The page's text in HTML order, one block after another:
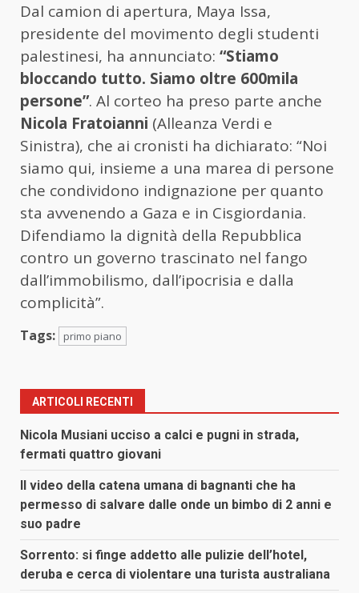
Dal camion di apertura, Maya Issa,
presidente del movimento degli studenti
palestinesi, ha annunciato: “Stiamo
bloccando tutto. Siamo oltre 600mila
persone”. Al corteo ha preso parte anche
Nicola Fratoianni (Alleanza Verdi e
Sinistra), che ai cronisti ha dichiarato: “Noi
siamo qui, insieme a una marea di persone
che condividono indignazione per quanto
sta avvenendo a Gaza e in Cisgiordania.
Difendiamo la dignità della Repubblica
contro un governo trascinato nel fango
dall’immobilismo, dall’ipocrisia e dalla
complicità”.
Tags: primo piano
ARTICOLI RECENTI
Nicola Musiani ucciso a calci e pugni in strada,
fermati quattro giovani
Il video della catena umana di bagnanti che ha
permesso di salvare dalle onde un bimbo di 2 anni e
suo padre
Sorrento: si finge addetto alle pulizie dell’hotel,
deruba e cerca di violentare una turista australiana